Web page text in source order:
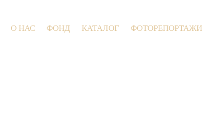
О НАС ФОНД КАТАЛОГ ФОТОРЕПОРТАЖИ